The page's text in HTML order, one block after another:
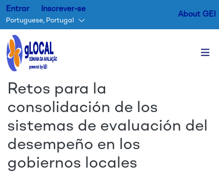
Entrar Inscrever-se
Portuguese, Portugal
About GEI
Retos para la
consolidación de los
sistemas de evaluación del
desempeño en los
gobiernos locales